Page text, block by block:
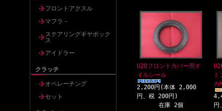
フロントアクスル
マフラ－
ステアリングギヤボック
ス
アイドラー
クラッチ
オペレーチング
セット
U20フロントカバー用オ
イルシール
2,200円(本体 2,000
円、税 200円)
在庫 2個
カ
円